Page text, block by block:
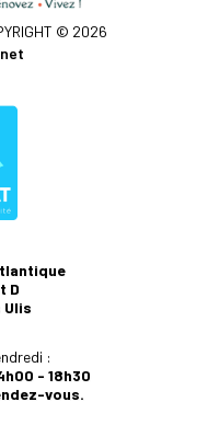
D
Ulis
:
- 18h30
vous.
© 2026